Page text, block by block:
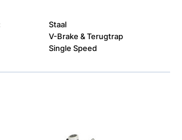
Staal
V-Brake & Terugtrap
Single Speed